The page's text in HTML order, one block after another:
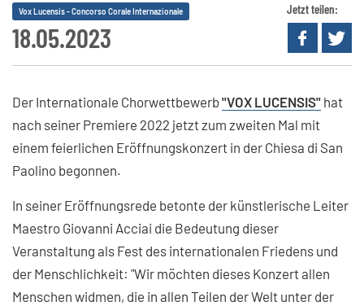
18.05.2023
Vox Lucensis - Concorso Corale Internazionale Jetzt teilen:
Der Internationale Chorwettbewerb"VOX LUCENSIS" hat
nach seiner Premiere 2022 jetzt zum zweiten Mal mit
einem feierlichen Eröffnungskonzert in der Chiesa di San
Paolino begonnen.
In seiner Eröffnungsrede betonte der künstlerische Leiter
Maestro Giovanni Acciai die Bedeutung dieser
Veranstaltung als Fest des internationalen Friedens und
der Menschlichkeit: "Wir möchten dieses Konzert allen
Menschen widmen, die in allen Teilen der Welt unter der